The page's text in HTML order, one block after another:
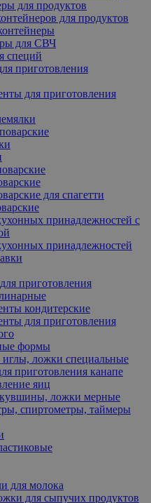
для продуктов
для продуктов
для СВЧ
специй
приготовления
для приготовления
для спагетти
принадлежностей с
принадлежностей
приготовления
кондитерские
для приготовления
формы
ложки специальные
приготовления канапе
яиц
ложки мерные
спиртометры, таймеры
для молока
для сыпучих продуктов